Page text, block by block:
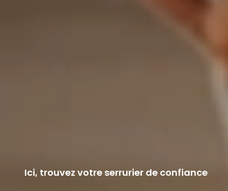
Ici, trouvez votre serrurier de confiance